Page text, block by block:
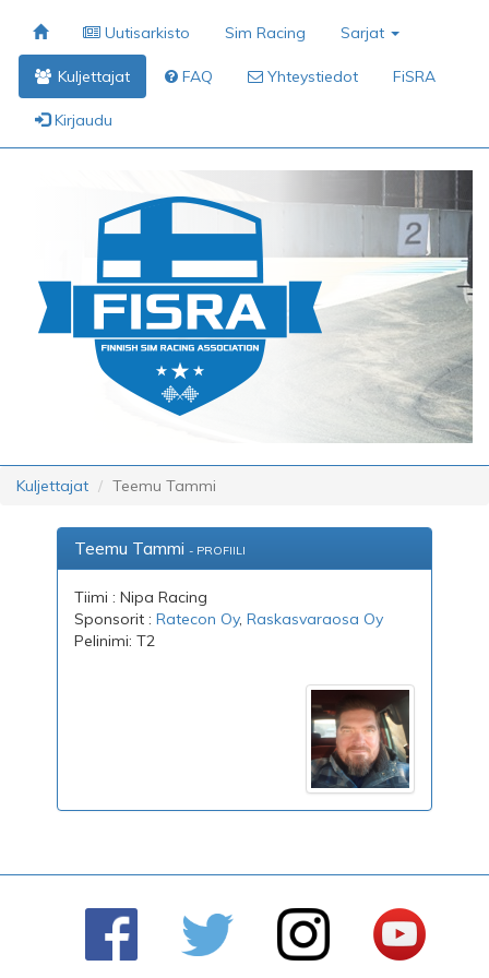
Uutisarkisto Sim Racing Sarjat
Kuljettajat FAQ Yhteystiedot FiSRA
Kirjaudu
Kuljettajat Teemu Tammi
Teemu Tammi - PROFIILI
Tiimi : Nipa Racing
Sponsorit :Ratecon Oy,Raskasvaraosa Oy
Pelinimi: T2